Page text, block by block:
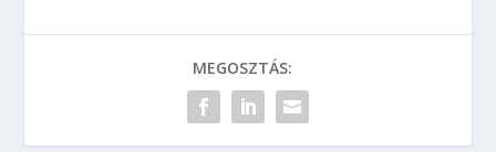
MEGOSZTÁS: